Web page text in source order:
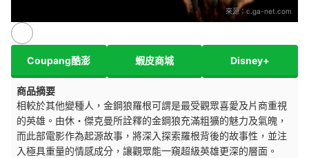
來源：c.ga-net.com
Coupang酷澎 蝦皮商城 Disney+
商品摘要
相較於其他變種人，金鋼狼羅根可謂是最受觀眾喜愛及片商重視
的英雄。由休・傑克曼所詮釋的金鋼狼充滿粗獷的魅力及氣魄，
而此部電影作為起源故事，將深入探索羅根背後的故事性，並注
入極具重量的情感成分，讓觀眾能一窺超級英雄更深的層面。